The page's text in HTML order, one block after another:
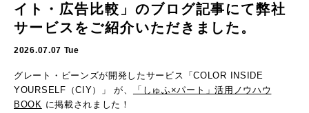
イト・広告比較」のブログ記事にて弊社
サービスをご紹介いただきました。
2026.07.07 Tue
グレート・ビーンズが開発したサービス「COLOR INSIDE
YOURSELF（CIY）」 が、
「しゅふ×パート」活用ノウハウ
BOOK に掲載されました！